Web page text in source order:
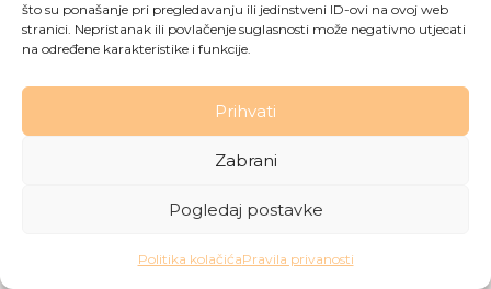
što su ponašanje pri pregledavanju ili jedinstveni ID-ovi na ovoj web
stranici. Nepristanak ili povlačenje suglasnosti može negativno utjecati
na određene karakteristike i funkcije.
Prihvati
Zabrani
Pogledaj postavke
Politika kolačićaPravila privanosti
privatnosti |Politika kolačića
Made with love by